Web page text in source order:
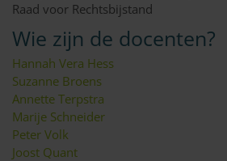
Raad voor Rechtsbijstand
Wie zijn de docenten?
Hannah Vera Hess
Suzanne Broens
Annette Terpstra
Marije Schneider
Peter Volk
Joost Quant